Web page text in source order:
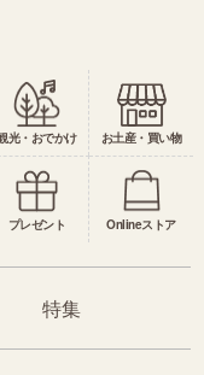
光・おでかけ お土産・買い物
プレゼント Onlineストア
特集